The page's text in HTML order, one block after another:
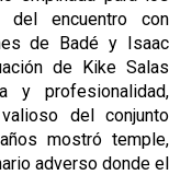
la cantera del
del encuentro con
de Badé y Isaac
de Kike Salas
y profesionalidad,
del conjunto
mostró temple,
adverso donde el